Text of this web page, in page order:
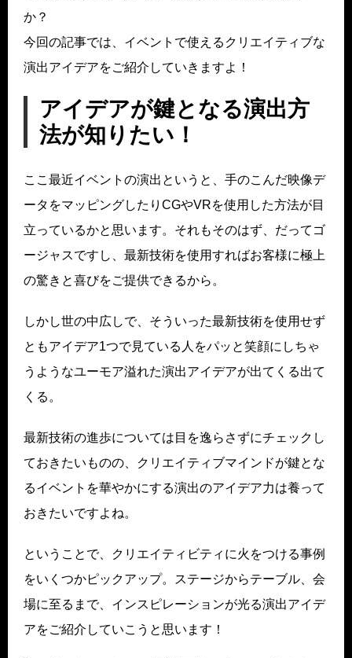
か？
今回の記事では、イベントで使えるクリエイティブな
演出アイデアをご紹介していきますよ！
アイデアが鍵となる演出方
法が知りたい！
ここ最近イベントの演出というと、手のこんだ映像デ
ータをマッピングしたりCGやVRを使用した方法が目
立っているかと思います。それもそのはず、だってゴ
ージャスですし、最新技術を使用すればお客様に極上
の驚きと喜びをご提供できるから。
しかし世の中広しで、そういった最新技術を使用せず
ともアイデア1つで見ている人をパッと笑顔にしちゃ
うようなユーモア溢れた演出アイデアが出てくる出て
くる。
最新技術の進歩については目を逸らさずにチェックし
ておきたいものの、クリエイティブマインドが鍵とな
るイベントを華やかにする演出のアイデア力は養って
おきたいですよね。
ということで、クリエイティビティに火をつける事例
をいくつかピックアップ。ステージからテーブル、会
場に至るまで、インスピレーションが光る演出アイデ
アをご紹介していこうと思います！